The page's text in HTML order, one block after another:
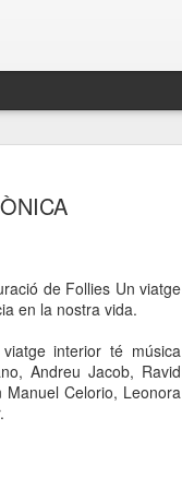
de Follies Un viatge
en la nostra vida.
interior té música
Andreu Jacob, Ravid
Manuel Celorio, Leonora
del concurs
organitzat per la
i conscienciar a